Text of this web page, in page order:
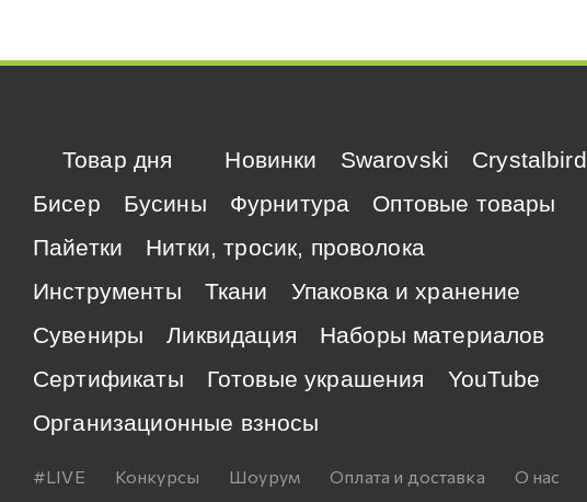
Товар дня Новинки Swarovski
Crystalbird
Бисер
Бусины Фурнитура
Оптовые товары
Пайетки
Нитки, тросик, проволока
Инструменты
Ткани
Упаковка и хранение
Сувениры
Ликвидация
Наборы материалов
Сертификаты
Готовые украшения
YouTube
Организационные взносы
#LIVE Конкурсы Шоурум Оплата и доставка О нас